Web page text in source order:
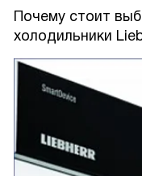
Почему стоит
холодильники